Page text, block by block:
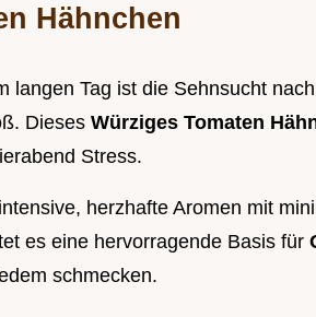
Hähnchen
langen Tag ist die Sehnsucht
Dieses Würziges Tomaten
Stress.
herzhafte Aromen mit
es eine hervorragende Basis für
schmecken.